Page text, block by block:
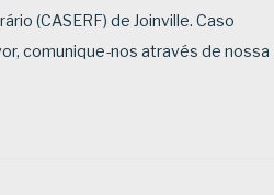
(CASERF) de Joinville. Caso
comunique-nos através de nossa